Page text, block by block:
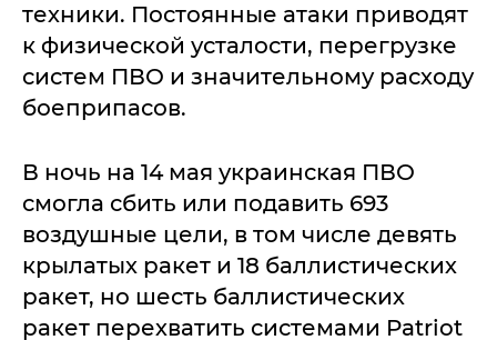
техники. Постоянные атаки приводят
к физической усталости, перегрузке
систем ПВО и значительному расходу
боеприпасов.
В ночь на 14 мая украинская ПВО
смогла сбить или подавить 693
воздушные цели, в том числе девять
крылатых ракет и 18 баллистических
ракет, но шесть баллистических
ракет перехватить системами Patriot